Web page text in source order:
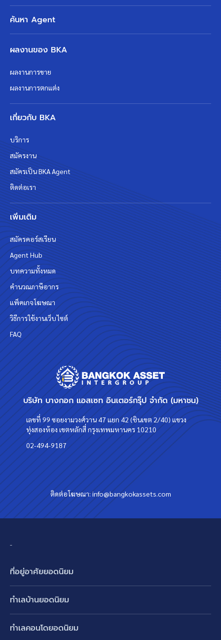
บริษัท บางกอก แอสเซท อินเตอร์กรุ๊ป จำกัด (มหาชน)
เลขที่ 99 ซอยงามวงศ์วาน 47 แยก 42 (ชินเขต 2/40) แขวง
ทุ่งสองห้อง เขตหลักสี่ กรุงเทพมหานคร 10210
02-494-9187
ติดต่อโฆษณา:info@bangkokassets.com
ค้นหา Agent
ผลงานของ BKA
ผลงานการขาย
ผลงานการตกแต่ง
เกี่ยวกับ BKA
บริการ
สมัครงาน
สมัครเป็น BKA Agent
ติดต่อเรา
เพิ่มเติม
สมัครคอร์สเรียน
Agent Hub
บทความทั้งหมด
คำนวณภาษีอากร
แพ็คเกจโฆษณา
วิธีการใช้งานเว็บไซต์
FAQ
-
ที่อยู่อาศัยยอดนิยม
ทาวน์เฮ้าส์ ทาวน์โฮม
ทำเลบ้านยอดนิยม
ทำเลคอนโดยอดนิยม